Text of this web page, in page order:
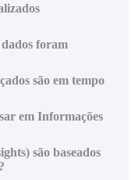
dados foram
são em tempo
em Informações
são baseados